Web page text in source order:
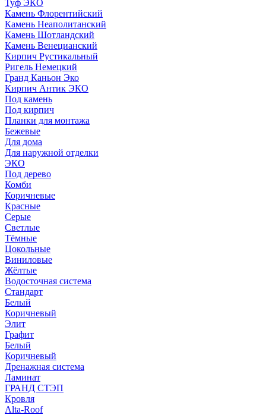
Туф ЭКО
Камень Флорентийский
Камень Неаполитанский
Камень Шотландский
Камень Венецианский
Кирпич Рустикальный
Ригель Немецкий
Гранд Каньон Эко
Кирпич Антик ЭКО
Под камень
Под кирпич
Планки для монтажа
Бежевые
Для дома
Для наружной отделки
ЭКO
Под дерево
Комби
Коричневые
Красные
Серые
Светлые
Тёмные
Цокольные
Виниловые
Жёлтые
Водосточная система
Стандарт
Белый
Коричневый
Элит
Графит
Белый
Коричневый
Дренажная система
Ламинат
ГРАНД СТЭП
Кровля
Alta-Roof